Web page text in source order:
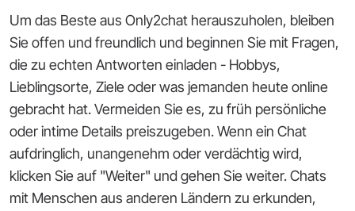
Um das Beste aus Only2chat herauszuholen, bleiben
Sie offen und freundlich und beginnen Sie mit Fragen,
die zu echten Antworten einladen - Hobbys,
Lieblingsorte, Ziele oder was jemanden heute online
gebracht hat. Vermeiden Sie es, zu früh persönliche
oder intime Details preiszugeben. Wenn ein Chat
aufdringlich, unangenehm oder verdächtig wird,
klicken Sie auf "Weiter" und gehen Sie weiter. Chats
mit Menschen aus anderen Ländern zu erkunden,